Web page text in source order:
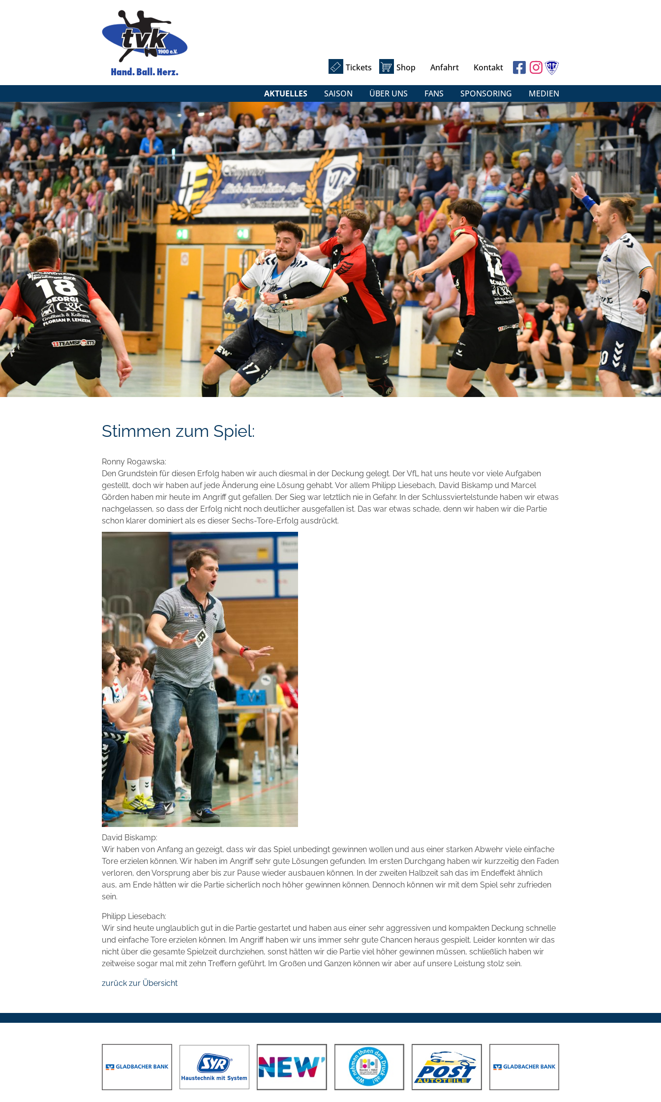
Kontakt
Anfahrt
Shop
Tickets
AKTUELLES SAISON ÜBER UNS FANS SPONSORING MEDIEN
Stimmen zum Spiel:
Ronny Rogawska:
Den Grundstein für diesen Erfolg haben wir auch diesmal in der Deckung gelegt. Der VfL hat uns heute vor viele Aufgaben
gestellt, doch wir haben auf jede Änderung eine Lösung gehabt. Vor allem Philipp Liesebach, David Biskamp und Marcel
Görden haben mir heute im Angriff gut gefallen. Der Sieg war letztlich nie in Gefahr. In der Schlussviertelstunde haben wir etwas
nachgelassen, so dass der Erfolg nicht noch deutlicher ausgefallen ist. Das war etwas schade, denn wir haben wir die Partie
schon klarer dominiert als es dieser Sechs-Tore-Erfolg ausdrückt.
David Biskamp:
Wir haben von Anfang an gezeigt, dass wir das Spiel unbedingt gewinnen wollen und aus einer starken Abwehr viele einfache
Tore erzielen können. Wir haben im Angriff sehr gute Lösungen gefunden. Im ersten Durchgang haben wir kurzzeitig den Faden
verloren, den Vorsprung aber bis zur Pause wieder ausbauen können. In der zweiten Halbzeit sah das im Endeffekt ähnlich
aus, am Ende hätten wir die Partie sicherlich noch höher gewinnen können. Dennoch können wir mit dem Spiel sehr zufrieden
sein.
Philipp Liesebach:
Wir sind heute unglaublich gut in die Partie gestartet und haben aus einer sehr aggressiven und kompakten Deckung schnelle
und einfache Tore erzielen können. Im Angriff haben wir uns immer sehr gute Chancen heraus gespielt. Leider konnten wir das
nicht über die gesamte Spielzeit durchziehen, sonst hätten wir die Partie viel höher gewinnen müssen, schließlich haben wir
zeitweise sogar mal mit zehn Treffern geführt. Im Großen und Ganzen können wir aber auf unsere Leistung stolz sein.
zurück zur Übersicht